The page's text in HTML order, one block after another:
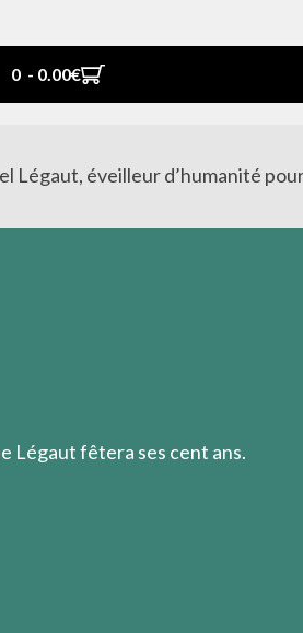
0 - 0.00‎€
Légaut, éveilleur d’humanité
de son propre
Légaut fêtera ses cent ans.